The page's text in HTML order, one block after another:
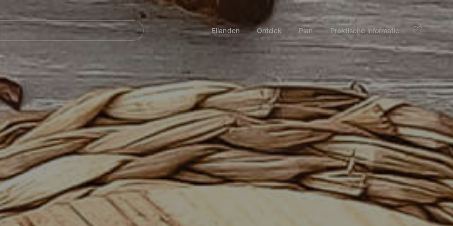
Navegación
Eilanden Ontdek Plan Praktische informatie